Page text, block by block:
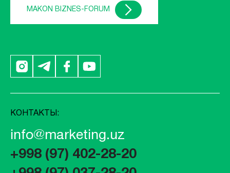
MAKON BIZNES-FORUM
КОНТАКТЫ:
info@marketing.uz
+998 (97) 402-28-20